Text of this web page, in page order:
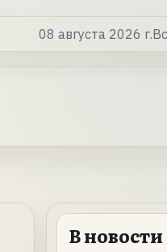
08 августа 2026 г.
В новости